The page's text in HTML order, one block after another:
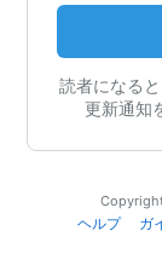
読者になる
更新通知
ヘルプ
ガ